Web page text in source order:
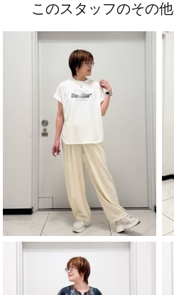
このスタッフのその